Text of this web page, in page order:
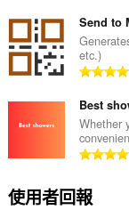
Send to
etc.)
Best
Whether
使用者回報